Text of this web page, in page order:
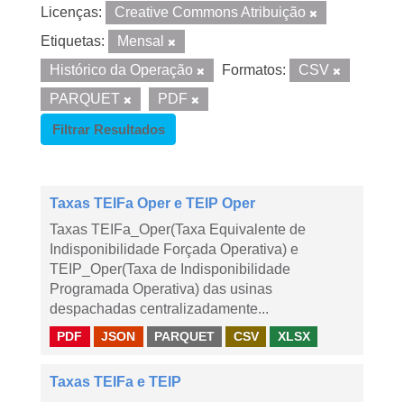
Licenças:
Creative Commons Atribuição
Etiquetas:
Mensal
Histórico da Operação
Formatos:
CSV
PARQUET
PDF
Filtrar Resultados
Taxas TEIFa Oper e TEIP Oper
Taxas TEIFa_Oper(Taxa Equivalente de
Indisponibilidade Forçada Operativa) e
TEIP_Oper(Taxa de Indisponibilidade
Programada Operativa) das usinas
despachadas centralizadamente...
PDF JSON PARQUET CSV XLSX
Taxas TEIFa e TEIP